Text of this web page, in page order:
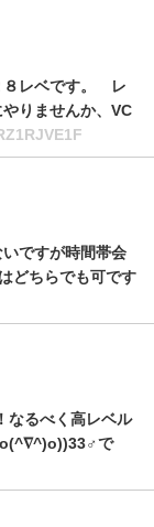
８レベです。 レ
りませんか、VC
ですが時間帯会
どちらでも可です
なるべく高レベル
で